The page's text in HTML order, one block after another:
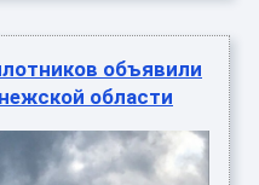
объявили
области